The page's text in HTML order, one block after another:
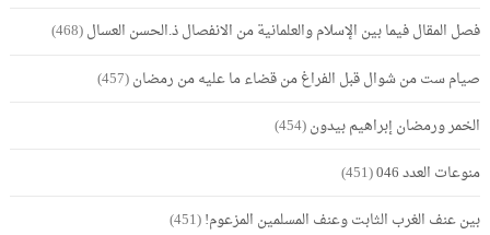
فصل المقال فيما بين الإسلام والعلمانية من الانفصال ذ.الحسن العسال(468)
صيام ست من شوال قبل الفراغ من قضاء ما عليه من رمضان(457)
الخمر ورمضان إبراهيم بيدون(454)
منوعات العدد 046
(451)
بين عنف الغرب الثابت وعنف المسلمين المزعوم!(451)